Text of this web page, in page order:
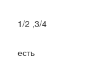
1/2 ,3/4
есть